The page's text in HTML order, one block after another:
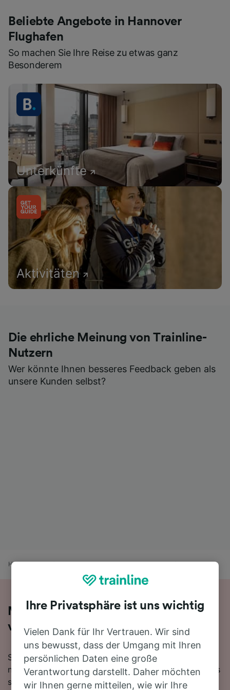
Beliebte Angebote in Hannover
Flughafen
So machen Sie Ihre Reise zu etwas ganz
Besonderem
Unterkünfte
Aktivitäten
Die ehrliche Meinung von Trainline-
Nutzern
Wer könnte Ihnen besseres Feedback geben als
unsere Kunden selbst?
Home Bahnfahrplan Kassel nach Hannover Flughafen
Mit dem Zug in 1 Stunde 26 Minuten
von Kassel nach Hannover Flughafen
Sie denken darüber nach, für Ihre Reise von Kassel
nach Hannover Flughafen den Zug zu nehmen? Bei uns
sind Sie goldrichtig!
Ihre Privatsphäre ist uns wichtig
Vielen Dank für Ihr Vertrauen. Wir sind
uns bewusst, dass der Umgang mit Ihren
persönlichen Daten eine große
Verantwortung darstellt. Daher möchten
wir Ihnen gerne mitteilen, wie wir Ihre